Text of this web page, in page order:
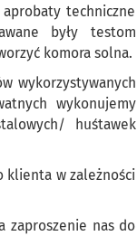
techniczne
były testom
komora solna.
wykorzystywanych
wykonujemy
huśtawek
klienta w zależności
zaproszenie nas do